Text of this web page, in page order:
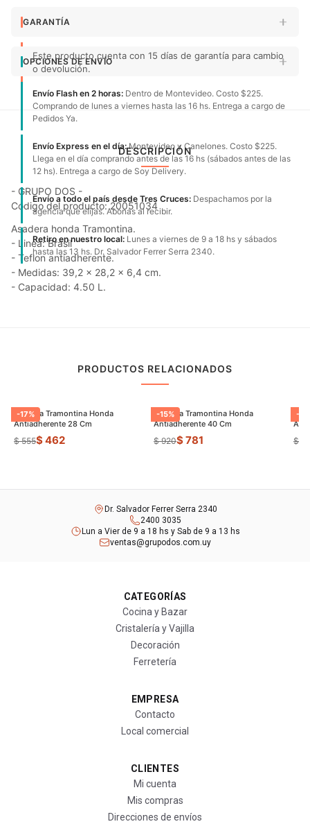
GARANTÍA
Este producto cuenta con 15 días de garantía para cambio
o devolución.
OPCIONES DE ENVÍO
Envío Flash en 2 horas: Dentro de Montevideo. Costo $225.
Comprando de lunes a viernes hasta las 16 hs. Entrega a cargo de
Pedidos Ya.
Envío Express en el día:Montevideo y Canelones. Costo $225.
Llega en el día comprando antes de las 16 hs (sábados antes de las
12 hs). Entrega a cargo de Soy Delivery.
Envío a todo el país desde Tres Cruces: Despachamos por la
agencia que elijas. Abonas al recibir.
Retiro en nuestro local: Lunes a viernes de 9 a 18 hs y sábados
hasta las 13 hs. Dr. Salvador Ferrer Serra 2340.
DESCRIPCIÓN
- GRUPO DOS -
Código del producto: 20051034
Asadera honda Tramontina.
- Linea: Brasil
- Teflon antiadherente.
- Medidas: 39,2 x 28,2 x 6,4 cm.
- Capacidad: 4.50 L.
PRODUCTOS RELACIONADOS
-17%
Asadera Tramontina Honda
Antiadherente 28 Cm
$ 555$ 462
-15%
Asadera Tramontina Honda
Antiadherente 40 Cm
$ 920$ 781
-
$
Dr. Salvador Ferrer Serra 2340
2400 3035
Lun a Vier de 9 a 18 hs y Sab de 9 a 13 hs
ventas@grupodos.com.uy
CATEGORÍAS
Cocina y Bazar
Cristalería y Vajilla
Decoración
Ferretería
EMPRESA
Contacto
Local comercial
CLIENTES
Mi cuenta
Mis compras
Direcciones de envíos